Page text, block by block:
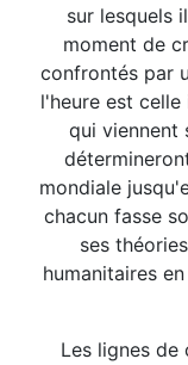
sur lesquels
moment de
confrontés par
l'heure est celle
qui viennent
mondiale
chacun fasse
ses
humanitaires
Les lignes de